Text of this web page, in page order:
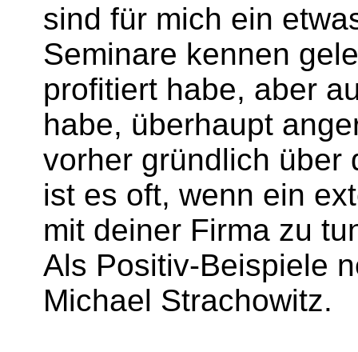
sind für mich ein
Seminare kennen
profitiert habe, aber
habe, überhaupt
vorher gründlich über
ist es oft, wenn ein
mit deiner Firma zu
Als Positiv-Beispiele
Michael Strachowitz.